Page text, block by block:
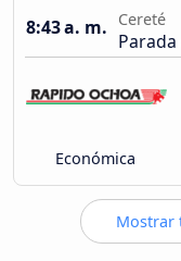
8:43 a. m.
Cereté
Parada
Económica
Mostrar